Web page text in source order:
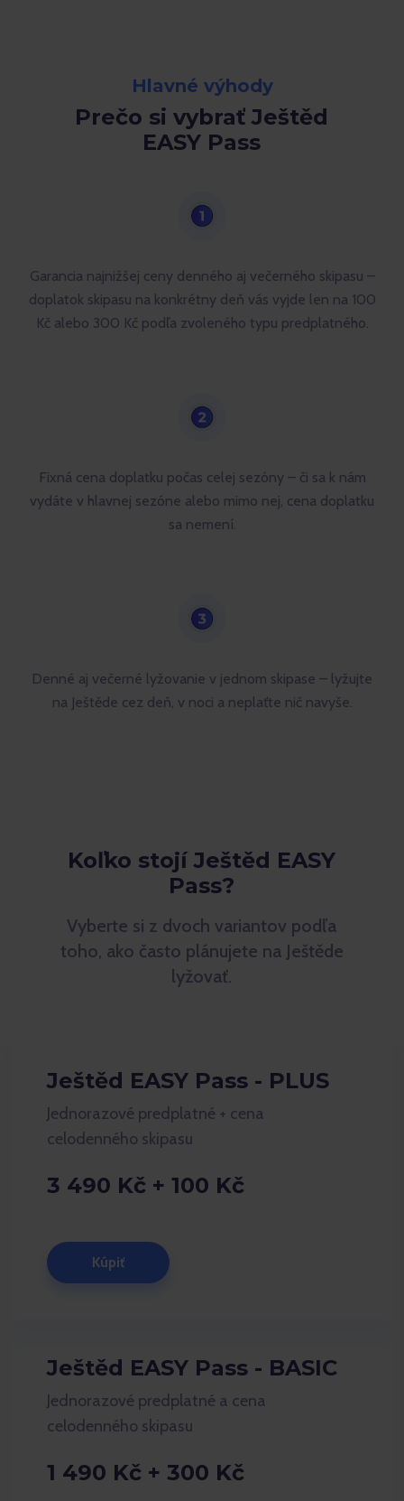
Hlavné výhody
Prečo si vybrať Ještěd
EASY Pass
Garancia najnižšej ceny denného aj večerného skipasu –
doplatok skipasu na konkrétny deň vás vyjde len na 100
Kč alebo 300 Kč podľa zvoleného typu predplatného.
Fixná cena doplatku počas celej sezóny – či sa k nám
vydáte v hlavnej sezóne alebo mimo nej, cena doplatku
sa nemení.
Denné aj večerné lyžovanie v jednom skipase – lyžujte
na Ještěde cez deň, v noci a neplaťte nič navyše.
Koľko stojí Ještěd EASY
Pass?
Vyberte si z dvoch variantov podľa
toho, ako často plánujete na Ještěde
lyžovať.
Ještěd EASY Pass - PLUS
Jednorazové predplatné + cena
celodenného skipasu
3 490 Kč + 100 Kč
Kúpiť
Ještěd EASY Pass - BASIC
Jednorazové predplatné a cena
celodenného skipasu
1 490 Kč + 300 Kč